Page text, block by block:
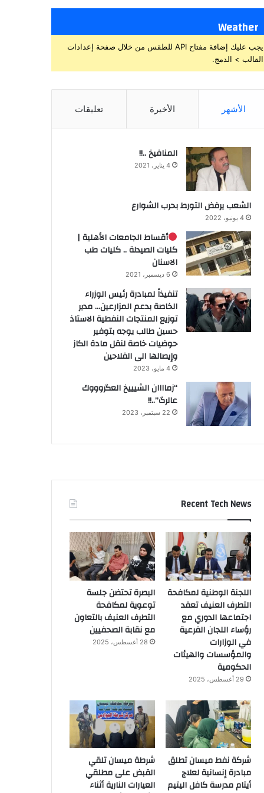
Weather
يجب عليك إضافة مفتاح API للطقس من خلال صفحة إعدادات
القالب > الدمج.
الأشهر الأخيرة تعليقات
المنافيخ ..!!
4 يناير، 2021
الشعب يرفض التورط بحرب الشوارع
4 يونيو، 2022
أقساط الجامعات الأهلية |
كليات الصيدلة .. كليات طب
الاسنان
6 ديسمبر، 2021
تنفيذاً لمبادرة رئيس الوزراء
الخاصة بدعم المزارعين… مدير
توزيع المنتجات النفطية الاستاذ
حسين طالب يوجه بتوفير
حوضيات خاصة لنقل مادة الكاز
وإيصالها الى الفلاحين
4 مايو، 2023
“زماااان الشيييخ العگروووك
عالرگ”..!!
22 سبتمبر، 2023
Recent Tech News
اللجنة الوطنية لمكافحة
التطرف العنيف تعقد
اجتماعها الدوري مع
رؤساء اللجان الفرعية
في الوزارات
والمؤسسات والهيئات
الحكومية
29 أغسطس، 2025
البصرة تحتضن جلسة
توعوية لمكافحة
التطرف العنيف بالتعاون
مع نقابة الصحفيين
28 أغسطس، 2025
شركة نفط ميسان تطلق
مبادرة إنسانية لعلاج
أيتام مدرسة كافل اليتيم
شرطة ميسان تلقي
القبض على مطلقي
العيارات النارية أثناء